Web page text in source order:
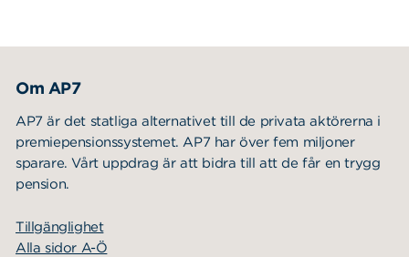
Om AP7
AP7 är det statliga alternativet till de privata aktörerna i
premiepensionssystemet. AP7 har över fem miljoner
sparare. Vårt uppdrag är att bidra till att de får en trygg
pension.
Tillgänglighet
Alla sidor A-Ö